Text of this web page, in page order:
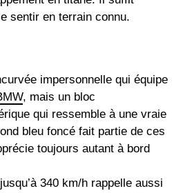
sentir en terrain connu.
impersonnelle qui équipe
, mais un bloc
qui ressemble à une vraie
bleu foncé fait partie de ces
toujours autant à bord
340 km/h rappelle aussi